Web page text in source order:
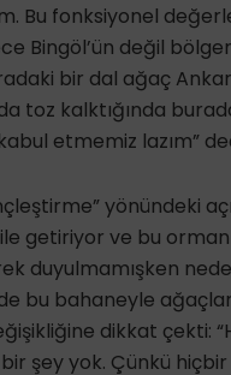
Bu fonksiyonel
Bingöl’ün değil
bir dal ağaç
toz kalktığında
etmemiz lazım”
yönündeki
getiriyor ve bu
duyulmamışken
bu bahaneyle
dikkat çekti:
şey yok. Çünkü